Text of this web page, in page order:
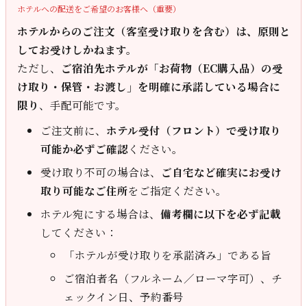
ホテルへの配送をご希望のお客様へ（重要）
ホテルからのご注文（客室受け取りを含む）は、原則と
してお受けしかねます。
ただし、
ご宿泊先ホテルが「お荷物（EC購入品）の受
け取り・保管・お渡し」を明確に承諾している場合に
限り、手配可能です。
ご注文前に、 ホテル受付（フロント）で受け取り
可能か必ずご確認ください。
受け取り不可の場合は、
ご自宅など確実にお受け
取り可能なご住所をご指定ください。
ホテル宛にする場合は、 備考欄に以下を必ず記載
してください：
「ホテルが受け取りを承諾済み」である旨
ご宿泊者名（フルネーム／ローマ字可）、チ
ェックイン日、予約番号